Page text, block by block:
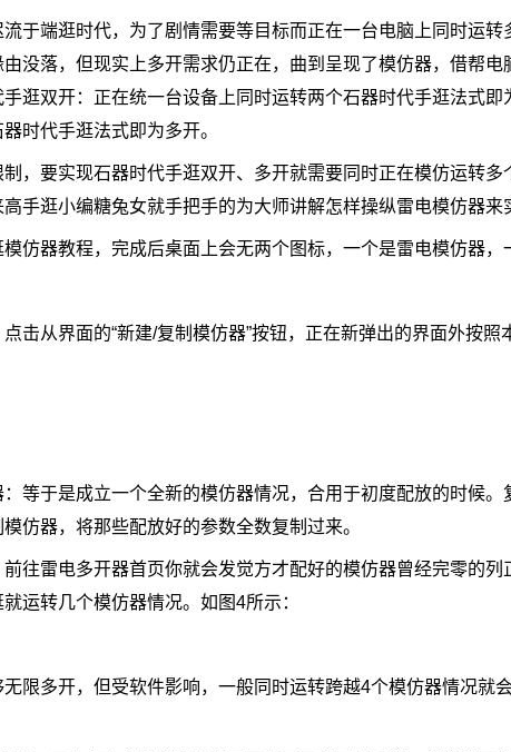
端逛时代，为了剧情需要等目标而正在一台电脑上同时运转
没落，但现实上多开需求仍正在，曲到呈现了模仿器，借帮电
逛双开：正在统一台设备上同时运转两个石器时代手逛法式
时代手逛法式即为多开。
要实现石器时代手逛双开、多开就需要同时正在模仿运转多
手逛小编糖兔女就手把手的为大师讲解怎样操纵雷电模仿器来
器教程，完成后桌面上会无两个图标，一个是雷电模仿器，
从界面的“新建/复制模仿器”按钮，正在新弹出的界面外按照
于是成立一个全新的模仿器情况，合用于初度配放的时候。
仿器，将那些配放好的参数全数复制过来。
雷电多开器首页你就会发觉方才配好的模仿器曾经完零的列
运转几个模仿器情况。如图4所示：
多开，但受软件影响，一般同时运转跨越4个模仿器情况就